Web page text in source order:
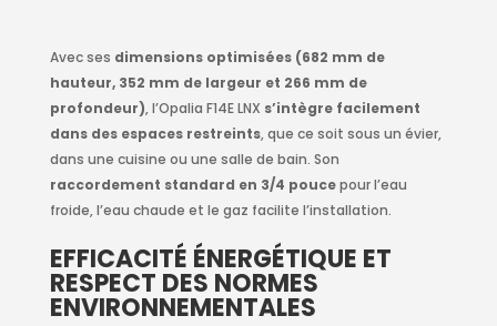
Avec ses dimensions optimisées (682 mm de
hauteur, 352 mm de largeur et 266 mm de
profondeur), l’Opalia F14E LNX s’intègre facilement
dans des espaces restreints, que ce soit sous un évier,
dans une cuisine ou une salle de bain. Son
raccordement standard en 3/4 poucepour l’eau
froide, l’eau chaude et le gaz facilite l’installation.
EFFICACITÉ ÉNERGÉTIQUE ET
RESPECT DES NORMES
ENVIRONNEMENTALES